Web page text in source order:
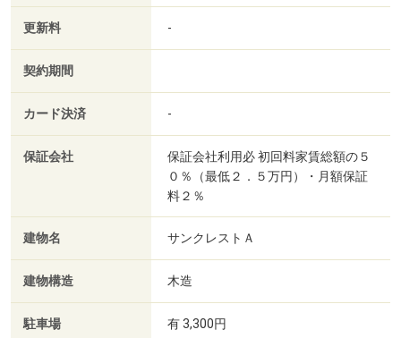
更新料 -
契約期間
カード決済 -
保証会社
保証会社利用必 初回料家賃総額の５
０％（最低２．５万円）・月額保証
料２％
建物名 サンクレストＡ
建物構造 木造
駐車場 有 3,300円